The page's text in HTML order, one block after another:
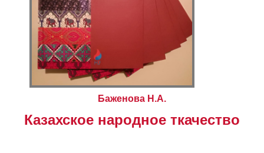
Баженова Н.А.
Казахское народное ткачество